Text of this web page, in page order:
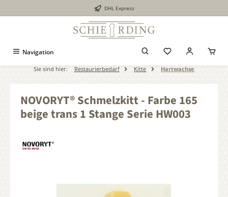
DHL Express
Navigation
Sie sind hier: Restaurierbedarf Kitte Hartwachse
NOVORYT® Schmelzkitt - Farbe 165
beige trans 1 Stange Serie HW003